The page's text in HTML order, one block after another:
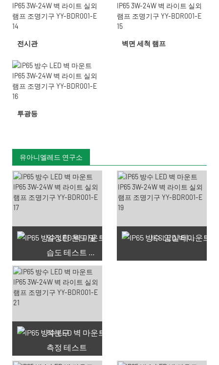
전시관 벽면 세척 램프
투광등
유아니엘레드 연구소
일정한 온도 및
습도 테스트 챔버
IES 암실 테스트
적분구
측정 테스트
사용 가능한 쿠폰 66개